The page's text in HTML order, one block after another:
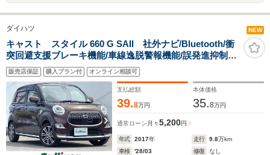
ダイハツ NEW
キャスト スタイル 660 G SAII 社外ナビ/Bluetooth/衝
突回避支援ブレーキ機能/車線逸脱警報機能/誤発進抑制制
御機能/先行車発進通知機能/バックカメラ/ドライブレコー
ダー/ETC/横滑り防止装置/アイドリングストップ
販売店保証 購入プラン付 オンライン相談可
支払総額
39.8万円
本体価格
35.8万円
通常ローン 月々5,200円
年式 2017年 走行 9.8万km
車検
'28/03 修復
なし